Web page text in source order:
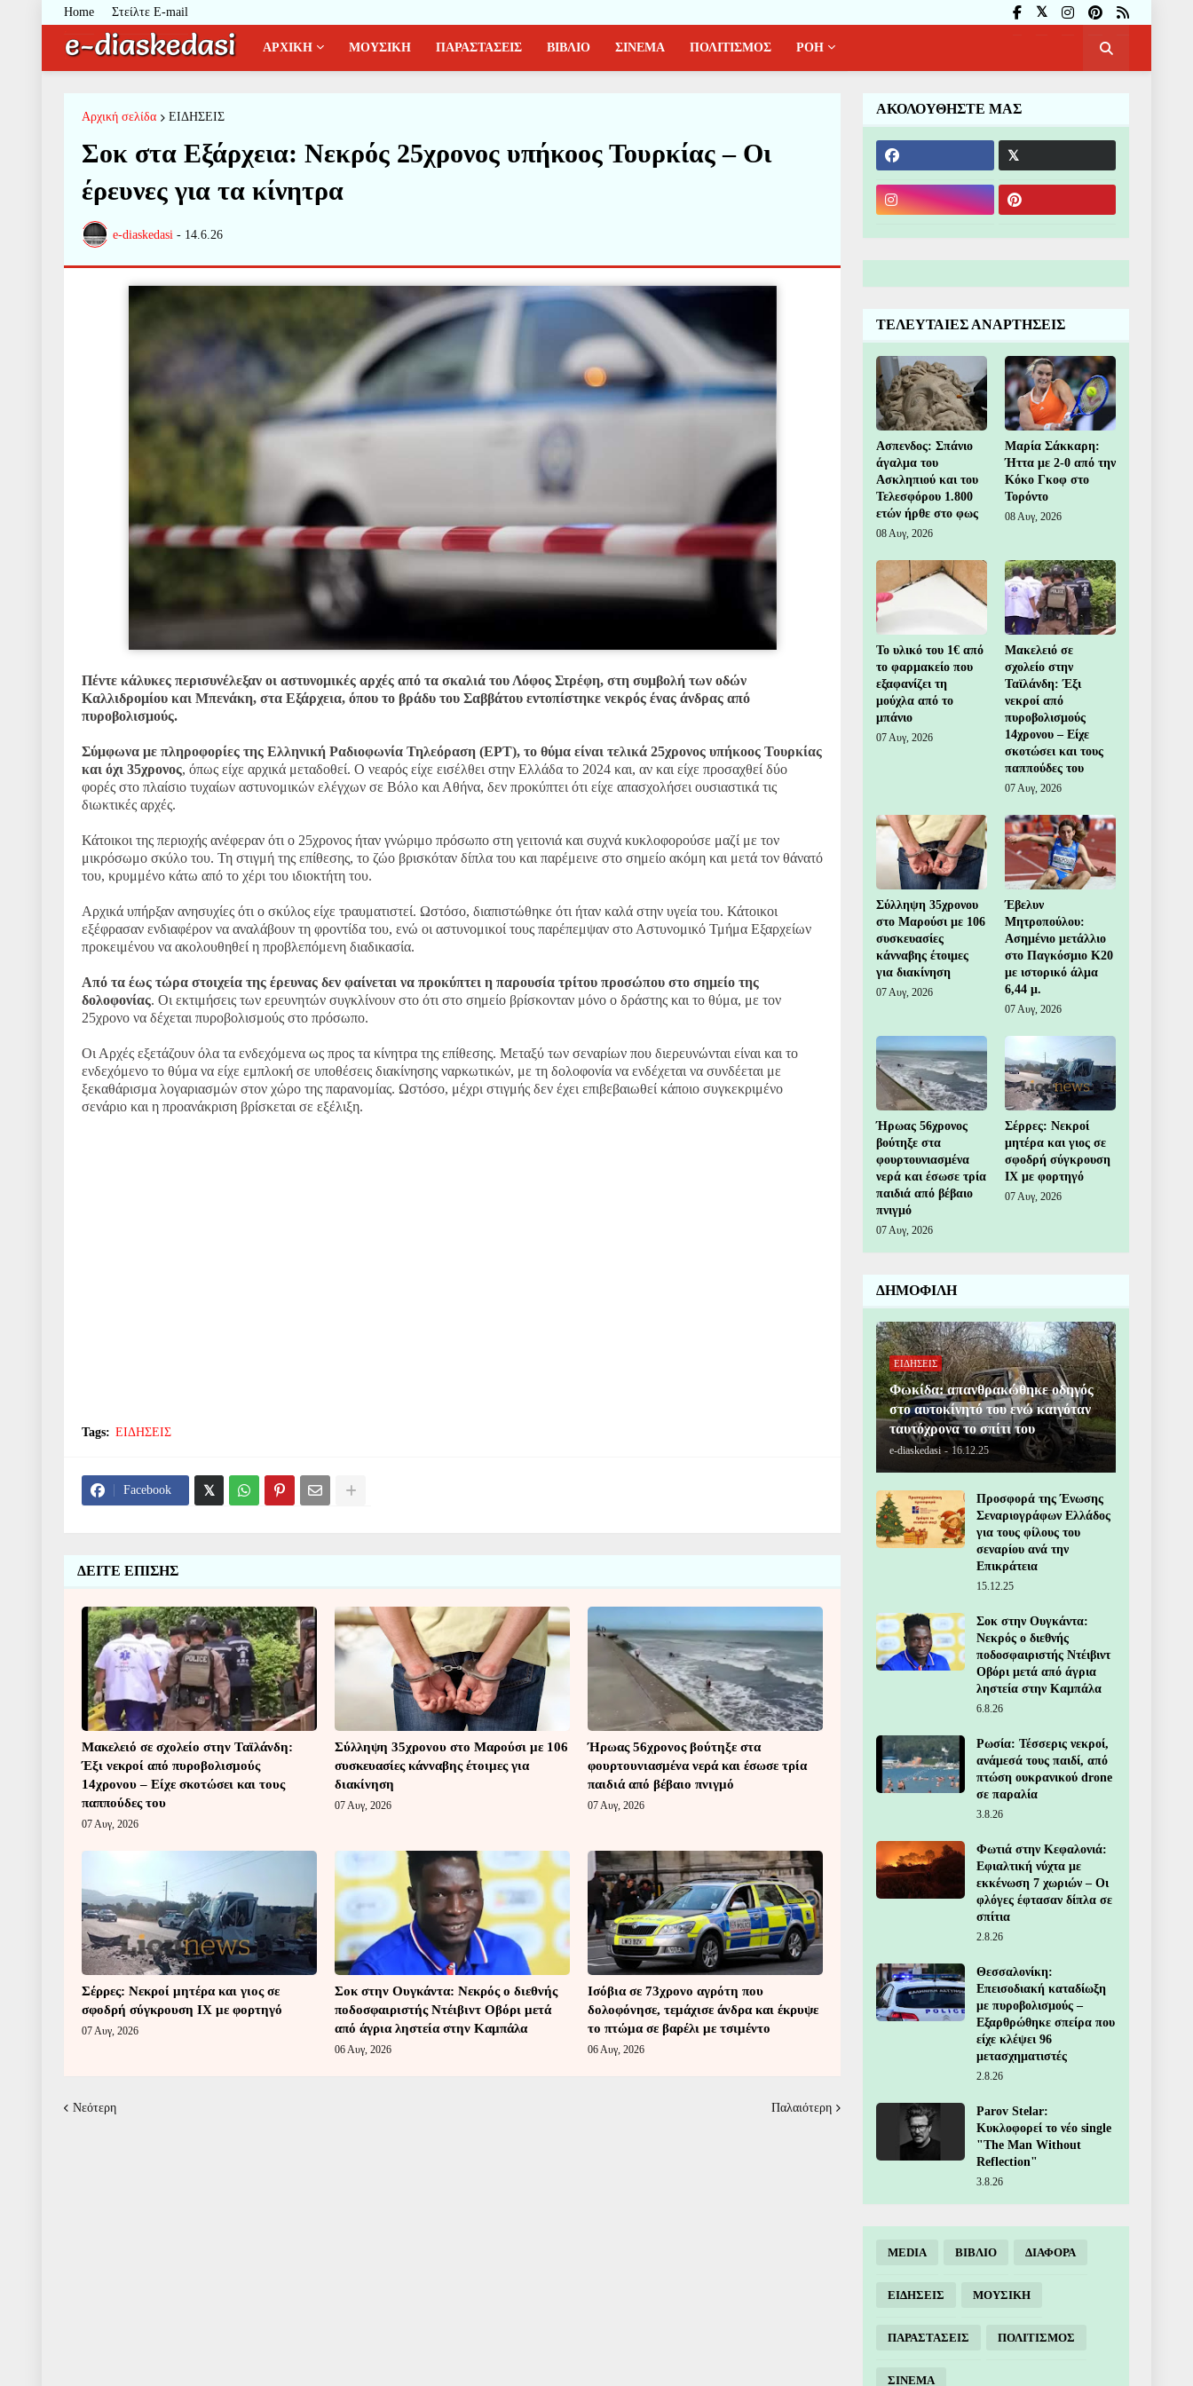
Home Στείλτε E-mail
ΑΡΧΙΚΗ ΜΟΥΣΙΚΗ ΠΑΡΑΣΤΑΣΕΙΣ ΒΙΒΛΙΟ ΣΙΝΕΜΑ ΠΟΛΙΤΙΣΜΟΣ ΡΟΗ
Αρχική σελίδα ΕΙΔΗΣΕΙΣ
Σοκ στα Εξάρχεια: Νεκρός 25χρονος υπήκοος Τουρκίας – Οι
έρευνες για τα κίνητρα
e-diaskedasi - 14.6.26
Πέντε κάλυκες περισυνέλεξαν οι αστυνομικές αρχές από τα σκαλιά του Λόφος Στρέφη, στη συμβολή των οδών
Καλλιδρομίου και Μπενάκη, στα Εξάρχεια, όπου το βράδυ του Σαββάτου εντοπίστηκε νεκρός ένας άνδρας από
πυροβολισμούς.
Σύμφωνα με πληροφορίες της Ελληνική Ραδιοφωνία Τηλεόραση (ΕΡΤ), το θύμα είναι τελικά 25χρονος υπήκοος Τουρκίας
και όχι 35χρονος, όπως είχε αρχικά μεταδοθεί. Ο νεαρός είχε εισέλθει στην Ελλάδα το 2024 και, αν και είχε προσαχθεί δύο
φορές στο πλαίσιο τυχαίων αστυνομικών ελέγχων σε Βόλο και Αθήνα, δεν προκύπτει ότι είχε απασχολήσει ουσιαστικά τις
διωκτικές αρχές.
Κάτοικοι της περιοχής ανέφεραν ότι ο 25χρονος ήταν γνώριμο πρόσωπο στη γειτονιά και συχνά κυκλοφορούσε μαζί με τον
μικρόσωμο σκύλο του. Τη στιγμή της επίθεσης, το ζώο βρισκόταν δίπλα του και παρέμεινε στο σημείο ακόμη και μετά τον θάνατό
του, κρυμμένο κάτω από το χέρι του ιδιοκτήτη του.
Αρχικά υπήρξαν ανησυχίες ότι ο σκύλος είχε τραυματιστεί. Ωστόσο, διαπιστώθηκε ότι ήταν καλά στην υγεία του. Κάτοικοι
εξέφρασαν ενδιαφέρον να αναλάβουν τη φροντίδα του, ενώ οι αστυνομικοί τους παρέπεμψαν στο Αστυνομικό Τμήμα Εξαρχείων
προκειμένου να ακολουθηθεί η προβλεπόμενη διαδικασία.
Από τα έως τώρα στοιχεία της έρευνας δεν φαίνεται να προκύπτει η παρουσία τρίτου προσώπου στο σημείο της
δολοφονίας. Οι εκτιμήσεις των ερευνητών συγκλίνουν στο ότι στο σημείο βρίσκονταν μόνο ο δράστης και το θύμα, με τον
25χρονο να δέχεται πυροβολισμούς στο πρόσωπο.
Οι Αρχές εξετάζουν όλα τα ενδεχόμενα ως προς τα κίνητρα της επίθεσης. Μεταξύ των σεναρίων που διερευνώνται είναι και το
ενδεχόμενο το θύμα να είχε εμπλοκή σε υποθέσεις διακίνησης ναρκωτικών, με τη δολοφονία να ενδέχεται να συνδέεται με
ξεκαθάρισμα λογαριασμών στον χώρο της παρανομίας. Ωστόσο, μέχρι στιγμής δεν έχει επιβεβαιωθεί κάποιο συγκεκριμένο
σενάριο και η προανάκριση βρίσκεται σε εξέλιξη.
Tags: ΕΙΔΗΣΕΙΣ
Facebook
ΔΕΙΤΕ ΕΠΙΣΗΣ
Μακελειό σε σχολείο στην Ταϊλάνδη:
Έξι νεκροί από πυροβολισμούς
14χρονου – Είχε σκοτώσει και τους
παππούδες του
07 Αυγ, 2026
Σύλληψη 35χρονου στο Μαρούσι με 106
συσκευασίες κάνναβης έτοιμες για
διακίνηση
07 Αυγ, 2026
Ήρωας 56χρονος βούτηξε στα
φουρτουνιασμένα νερά και έσωσε τρία
παιδιά από βέβαιο πνιγμό
07 Αυγ, 2026
Σέρρες: Νεκροί μητέρα και γιος σε
σφοδρή σύγκρουση ΙΧ με φορτηγό
07 Αυγ, 2026
Σοκ στην Ουγκάντα: Νεκρός ο διεθνής
ποδοσφαιριστής Ντέιβιντ Οβόρι μετά
από άγρια ληστεία στην Καμπάλα
06 Αυγ, 2026
Ισόβια σε 73χρονο αγρότη που
δολοφόνησε, τεμάχισε άνδρα και έκρυψε
το πτώμα σε βαρέλι με τσιμέντο
06 Αυγ, 2026
Νεότερη Παλαιότερη
ΑΚΟΛΟΥΘΗΣΤΕ ΜΑΣ
ΤΕΛΕΥΤΑΙΕΣ ΑΝΑΡΤΗΣΕΙΣ
Ασπενδος: Σπάνιο
άγαλμα του
Ασκληπιού και του
Τελεσφόρου 1.800
ετών ήρθε στο φως
08 Αυγ, 2026
Μαρία Σάκκαρη:
Ήττα με 2-0 από την
Κόκο Γκοφ στο
Τορόντο
08 Αυγ, 2026
Το υλικό του 1€ από
το φαρμακείο που
εξαφανίζει τη
μούχλα από το
μπάνιο
07 Αυγ, 2026
Μακελειό σε
σχολείο στην
Ταϊλάνδη: Έξι
νεκροί από
πυροβολισμούς
14χρονου – Είχε
σκοτώσει και τους
παππούδες του
07 Αυγ, 2026
Σύλληψη 35χρονου
στο Μαρούσι με 106
συσκευασίες
κάνναβης έτοιμες
για διακίνηση
07 Αυγ, 2026
Έβελυν
Μητροπούλου:
Ασημένιο μετάλλιο
στο Παγκόσμιο Κ20
με ιστορικό άλμα
6,44 μ.
07 Αυγ, 2026
Ήρωας 56χρονος
βούτηξε στα
φουρτουνιασμένα
νερά και έσωσε τρία
παιδιά από βέβαιο
πνιγμό
07 Αυγ, 2026
Σέρρες: Νεκροί
μητέρα και γιος σε
σφοδρή σύγκρουση
ΙΧ με φορτηγό
07 Αυγ, 2026
ΔΗΜΟΦΙΛΗ
ΕΙΔΗΣΕΙΣ
Φωκίδα: απανθρακώθηκε οδηγός
στο αυτοκίνητό του ενώ καιγόταν
ταυτόχρονα το σπίτι του
e-diaskedasi - 16.12.25
Προσφορά της Ένωσης
Σεναριογράφων Ελλάδος
για τους φίλους του
σεναρίου ανά την
Επικράτεια
15.12.25
Σοκ στην Ουγκάντα:
Νεκρός ο διεθνής
ποδοσφαιριστής Ντέιβιντ
Οβόρι μετά από άγρια
ληστεία στην Καμπάλα
6.8.26
Ρωσία: Τέσσερις νεκροί,
ανάμεσά τους παιδί, από
πτώση ουκρανικού drone
σε παραλία
3.8.26
Φωτιά στην Κεφαλονιά:
Εφιαλτική νύχτα με
εκκένωση 7 χωριών – Οι
φλόγες έφτασαν δίπλα σε
σπίτια
2.8.26
Θεσσαλονίκη:
Επεισοδιακή καταδίωξη
με πυροβολισμούς –
Εξαρθρώθηκε σπείρα που
είχε κλέψει 96
μετασχηματιστές
2.8.26
Parov Stelar:
Κυκλοφορεί το νέο single
"The Man Without
Reflection"
3.8.26
MEDIA ΒΙΒΛΙΟ ΔΙΑΦΟΡΑ
ΕΙΔΗΣΕΙΣ ΜΟΥΣΙΚΗ
ΠΑΡΑΣΤΑΣΕΙΣ ΠΟΛΙΤΙΣΜΟΣ
ΣΙΝΕΜΑ